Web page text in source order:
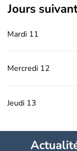
jours
Mardi 11
Mercredi 12
Jeudi 13